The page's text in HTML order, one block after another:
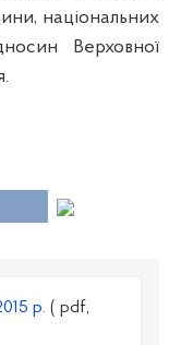
національних
Верховної
р. ( pdf,